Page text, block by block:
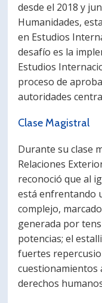
desde el 2018 y
Humanidades,
en Estudios
desafío es la
Estudios
proceso de
autoridades
Clase Magistral
Durante su clase
Relaciones
reconoció que al
está enfrentando
complejo,
generada por
potencias; el
fuertes
cuestionamientos
derechos